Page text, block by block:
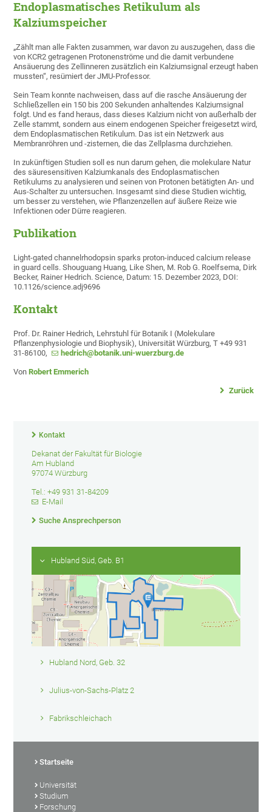
Endoplasmatisches Retikulum als
Kalziumspeicher
„Zählt man alle Fakten zusammen, war davon zu auszugehen, dass die
von KCR2 getragenen Protonenströme und die damit verbundene
Ansäuerung des Zellinneren zusätzlich ein Kalziumsignal erzeugt haben
mussten“, resümiert der JMU-Professor.
Sein Team konnte nachweisen, dass auf die rasche Ansäuerung der
Schließzellen ein 150 bis 200 Sekunden anhaltendes Kalziumsignal
folgt. Und es fand heraus, dass dieses Kalzium nicht von außerhalb der
Zelle stammt, sondern aus einem endogenen Speicher freigesetzt wird,
dem Endoplasmatischen Retikulum. Das ist ein Netzwerk aus
Membranröhren und -zisternen, die das Zellplasma durchziehen.
In zukünftigen Studien soll es nun darum gehen, die molekulare Natur
des säuresensitiven Kalziumkanals des Endoplasmatischen
Retikulums zu analysieren und seinen von Protonen betätigten An- und
Aus-Schalter zu untersuchen. Insgesamt sind diese Studien wichtig,
um besser zu verstehen, wie Pflanzenzellen auf äußere Reize wie
Infektionen oder Dürre reagieren.
Publikation
Light-gated channelrhodopsin sparks proton-induced calcium release
in guard cells. Shouguang Huang, Like Shen, M. Rob G. Roelfsema, Dirk
Becker, Rainer Hedrich. Science, Datum: 15. Dezember 2023, DOI:
10.1126/science.adj9696
Kontakt
Prof. Dr. Rainer Hedrich, Lehrstuhl für Botanik I (Molekulare
Pflanzenphysiologie und Biophysik), Universität Würzburg, T +49 931
31-86100,
hedrich@botanik.uni-wuerzburg.de
VonRobert Emmerich
Zurück
Kontakt
Dekanat der Fakultät für Biologie
Am Hubland
97074 Würzburg
Tel.: +49 931 31-84209
E-Mail
Suche Ansprechperson
Hubland Süd, Geb. B1
Hubland Nord, Geb. 32
Julius-von-Sachs-Platz 2
Fabrikschleichach
Startseite
Universität
Studium
Forschung